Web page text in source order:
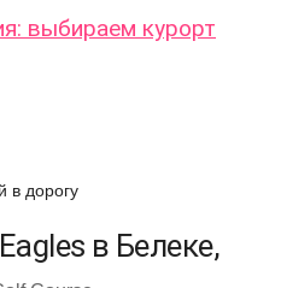
выбираем курорт
в дорогу
в Белеке,